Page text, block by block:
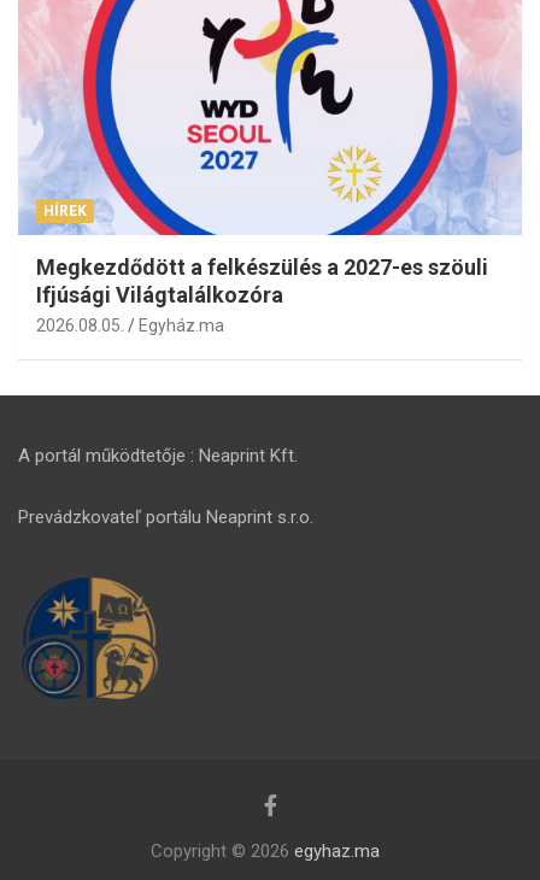
HÍREK
Megkezdődött a felkészülés a 2027-es szöuli
Ifjúsági Világtalálkozóra
2026.08.05. Egyház.ma
A portál működtetője : Neaprint Kft.
Prevádzkovateľ portálu Neaprint s.r.o.
Copyright © 2026 egyhaz.ma